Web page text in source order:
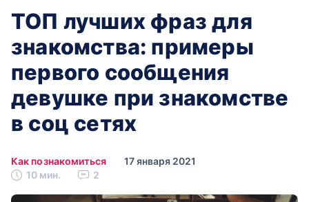
ТОП лучших фраз для
знакомства: примеры
первого сообщения
девушке при знакомстве
в соц сетях
Как познакомиться
17 января 2021
10 мин.
2